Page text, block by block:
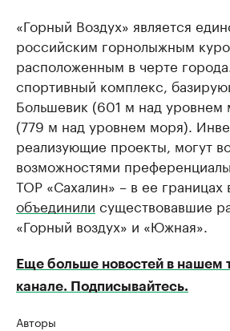
«Горный Воздух» является
российским горнолыжным
расположенным в черте
спортивный комплекс,
Большевик (601 м над уровнем
(779 м над уровнем моря).
реализующие проекты, могут
возможностями
ТОР «Сахалин» – в ее границах
объединили существовавшие
«Горный воздух» и «Южная».
Еще больше новостей в нашем
канале. Подписывайтесь.
Авторы